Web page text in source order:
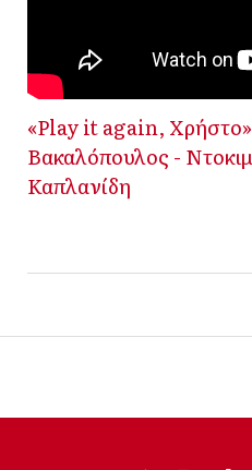
«Play it again,
Βακαλόπουλος -
Καπλανίδη